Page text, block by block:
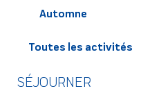
Automne
Toutes les activités
SÉJOURNER